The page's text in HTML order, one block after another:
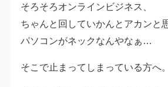
そろそろオンラインビジネス、
ちゃんと回していかんとアカンと
パソコンがネックなんやなぁ…
そこで止まってしまっている方へ。